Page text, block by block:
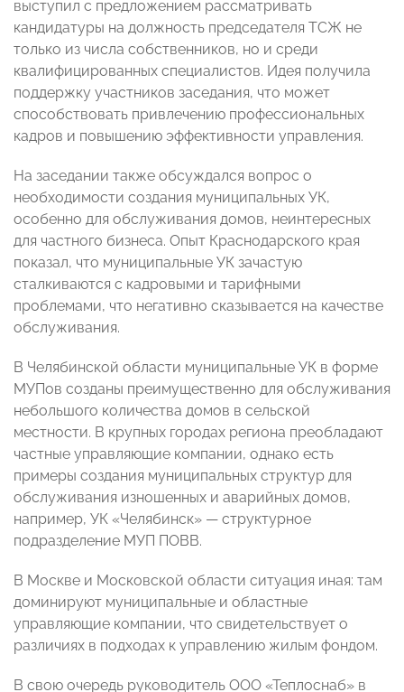
выступил с предложением рассматривать
кандидатуры на должность председателя ТСЖ не
только из числа собственников, но и среди
квалифицированных специалистов. Идея получила
поддержку участников заседания, что может
способствовать привлечению профессиональных
кадров и повышению эффективности управления.
На заседании также обсуждался вопрос о
необходимости создания муниципальных УК,
особенно для обслуживания домов, неинтересных
для частного бизнеса. Опыт Краснодарского края
показал, что муниципальные УК зачастую
сталкиваются с кадровыми и тарифными
проблемами, что негативно сказывается на качестве
обслуживания.
В Челябинской области муниципальные УК в форме
МУПов созданы преимущественно для обслуживания
небольшого количества домов в сельской
местности. В крупных городах региона преобладают
частные управляющие компании, однако есть
примеры создания муниципальных структур для
обслуживания изношенных и аварийных домов,
например, УК «Челябинск» — структурное
подразделение МУП ПОВВ.
В Москве и Московской области ситуация иная: там
доминируют муниципальные и областные
управляющие компании, что свидетельствует о
различиях в подходах к управлению жилым фондом.
В свою очередь руководитель ООО «Теплоснаб» в